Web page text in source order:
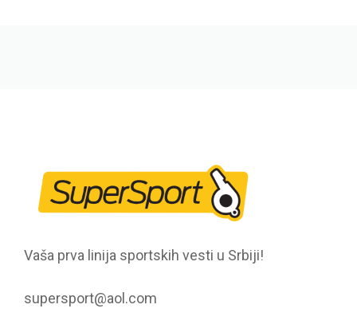
Vaša prva linija sportskih vesti u Srbiji!
supersport@aol.com